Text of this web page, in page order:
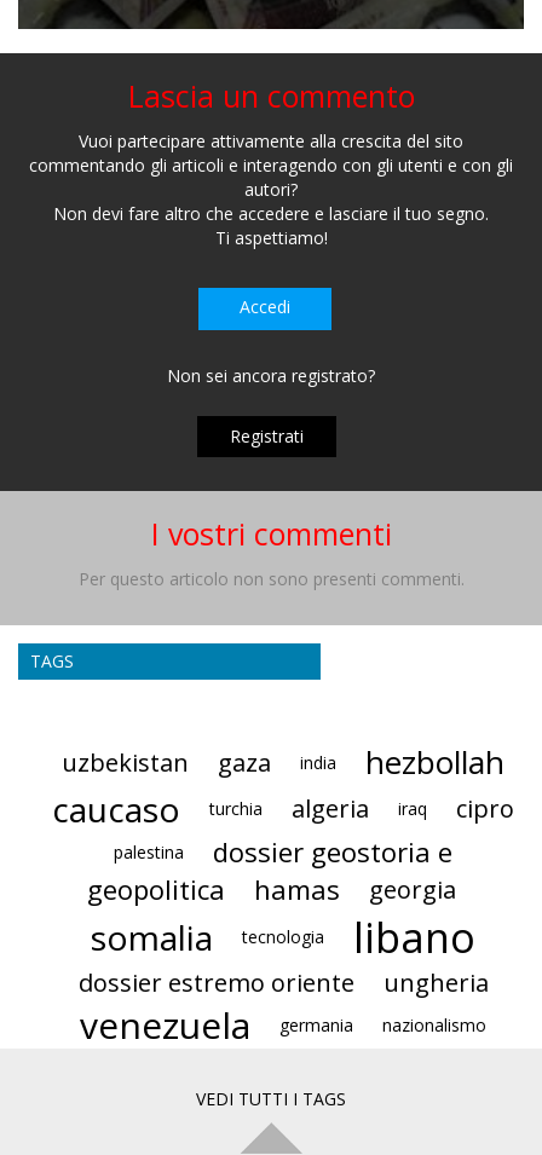
Lascia un commento
Vuoi partecipare attivamente alla crescita del sito
commentando gli articoli e interagendo con gli utenti e con gli
autori?
Non devi fare altro che accedere e lasciare il tuo segno.
Ti aspettiamo!
Accedi
Non sei ancora registrato?
Registrati
I vostri commenti
Per questo articolo non sono presenti commenti.
TAGS
uzbekistan gaza india hezbollah
caucaso turchia algeria iraq cipro
palestina
dossier geostoria e
geopolitica
hamas georgia
somalia tecnologia libano
dossier estremo oriente ungheria
venezuela germania nazionalismo
VEDI TUTTI I TAGS